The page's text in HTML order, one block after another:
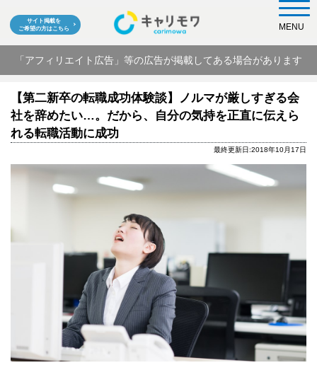
サイト掲載を
ご希望の方はこちら
「アフィリエイト広告」等の広告が掲載してある場合があります
MENU
【第二新卒の転職成功体験談】ノルマが厳しすぎる会
社を辞めたい…。だから、自分の気持を正直に伝えら
れる転職活動に成功
最終更新日:2018年10月17日